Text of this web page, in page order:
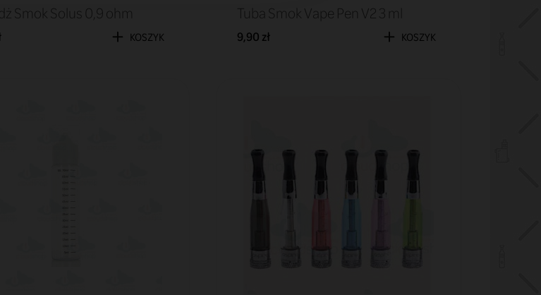
Smok Solus 0,9 ohm
KOSZYK
Tuba Smok Vape Pen V2 3 ml
9,90 zł KOSZYK